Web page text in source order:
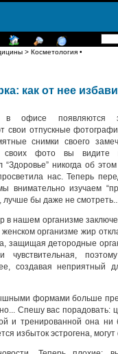
> Косметология •
как от нее
в офисе появляются
свои отпускные
снимки своего
фото вы видите
никогда об
нас. Теперь
внимательно изучаем
бы даже не смотреть...
нашем организме
организме жир
защищая детородные
чувствительная,
создавая неприятный
формами больше
Спешу вас порадовать:
и тренированной она
избыток эстрогена,